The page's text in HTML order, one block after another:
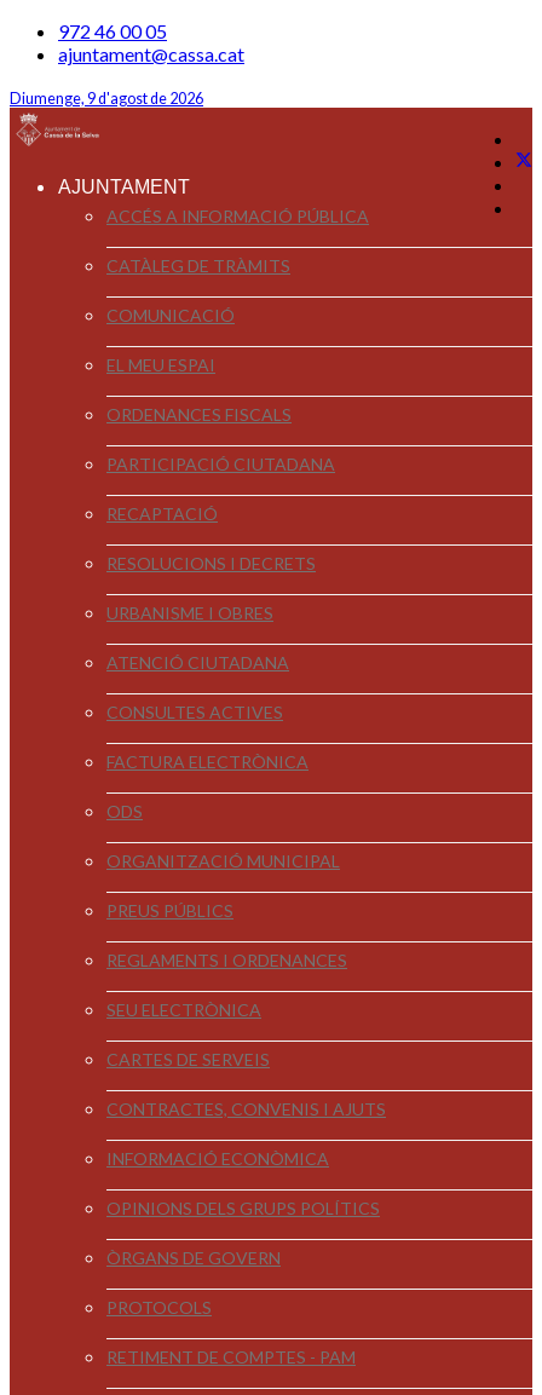
972 46 00 05
ajuntament@cassa.cat
Diumenge, 9 d'agost de 2026
AJUNTAMENT
ACCÉS A INFORMACIÓ PÚBLICA
CATÀLEG DE TRÀMITS
COMUNICACIÓ
EL MEU ESPAI
ORDENANCES FISCALS
PARTICIPACIÓ CIUTADANA
RECAPTACIÓ
RESOLUCIONS I DECRETS
URBANISME I OBRES
ATENCIÓ CIUTADANA
CONSULTES ACTIVES
FACTURA ELECTRÒNICA
ODS
ORGANITZACIÓ MUNICIPAL
PREUS PÚBLICS
REGLAMENTS I ORDENANCES
SEU ELECTRÒNICA
CARTES DE SERVEIS
CONTRACTES, CONVENIS I AJUTS
INFORMACIÓ ECONÒMICA
OPINIONS DELS GRUPS POLÍTICS
ÒRGANS DE GOVERN
PROTOCOLS
RETIMENT DE COMPTES - PAM